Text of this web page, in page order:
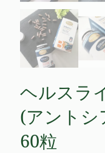
ヘルスラ
(アントシ
60粒